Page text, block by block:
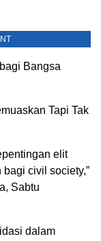
Bangsa
Tapi Tak
elit
civil society,”
Sabtu
dalam